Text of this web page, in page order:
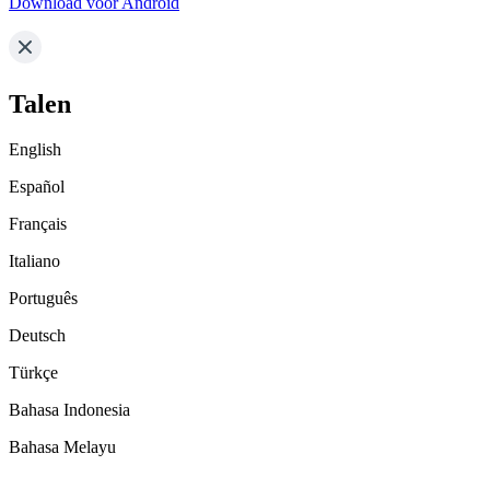
Talen
English
Español
Français
Italiano
Português
Deutsch
Türkçe
Bahasa Indonesia
Bahasa Melayu